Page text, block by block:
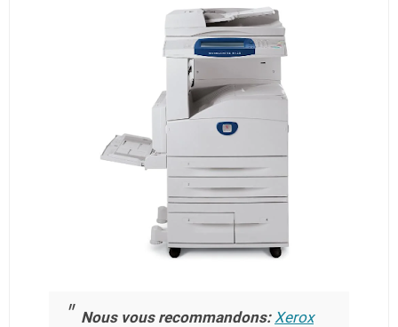
Nous vous recommandons: Xerox